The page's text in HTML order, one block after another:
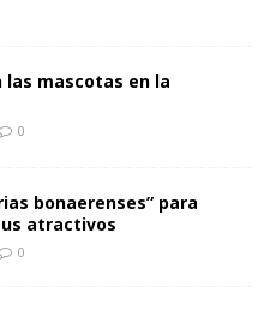
las mascotas en la
0
bonaerenses” para
atractivos
0